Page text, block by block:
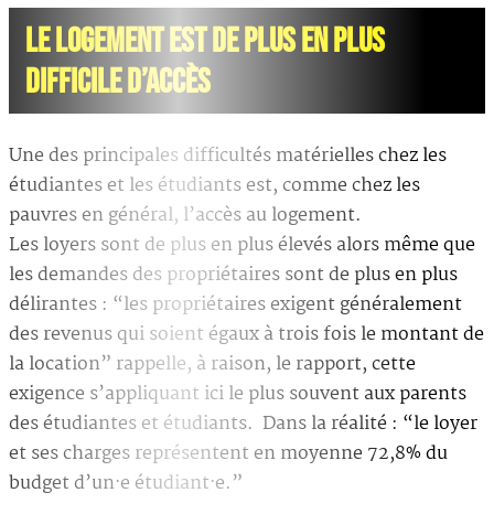
LE LOGEMENT EST DE PLUS EN PLUS
DIFFICILE D’ACCÈS
Une des principales difficultés matérielles chez les
étudiantes et les étudiants est, comme chez les
pauvres en général, l’accès au logement.
Les loyers sont de plus en plus élevés alors même que
les demandes des propriétaires sont de plus en plus
délirantes : “les propriétaires exigent généralement
des revenus qui soient égaux à trois fois le montant de
la location” rappelle, à raison, le rapport, cette
exigence s’appliquant ici le plus souvent aux parents
des étudiantes et étudiants. Dans la réalité : “le loyer
et ses charges représentent en moyenne 72,8% du
budget d’un·e étudiant·e.”